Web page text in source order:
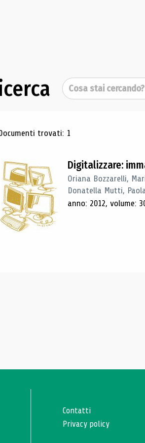
Cerca
di ricerca
trovati: 1
Digitalizzare:
Oriana Bozzarelli,
Donatella Mutti,
anno: 2012, volume:
Contatti
Privacy policy